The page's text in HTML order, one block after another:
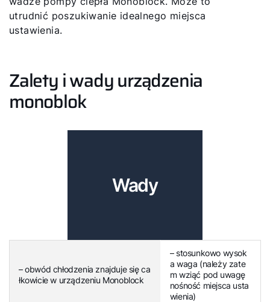
utrudnić poszukiwanie idealnego miejsca
ustawienia.
Zalety i wady urządzenia
monoblok
Wady
– obwód chłodzenia znajduje się ca
łkowicie w urządzeniu Monoblock
– stosunkowo wysok
a waga (należy zate
m wziąć pod uwagę
nośność miejsca usta
wienia)